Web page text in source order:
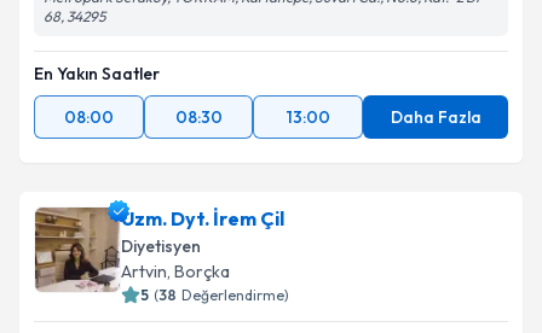
68, 34295
En Yakın Saatler
08:00
08:30 13:00 Daha Fazla
Uzm. Dyt. İrem Çil
Diyetisyen
Artvin, Borçka
5 (38 Değerlendirme)